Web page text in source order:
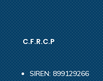
C.F.R.C.P
SIREN: 899129266